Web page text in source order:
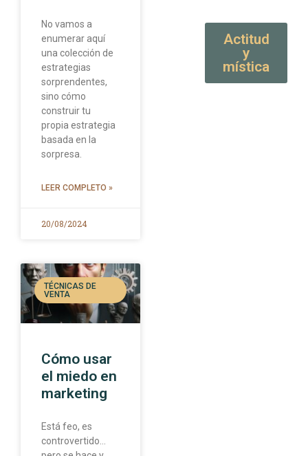
No vamos a
enumerar aquí
una colección de
estrategias
sorprendentes,
sino cómo
construir tu
propia estrategia
basada en la
sorpresa.
LEER COMPLETO »
20/08/2024
TÉCNICAS DE
VENTA
Cómo usar
el miedo en
marketing
Está feo, es
controvertido…
Actitud
y
mística